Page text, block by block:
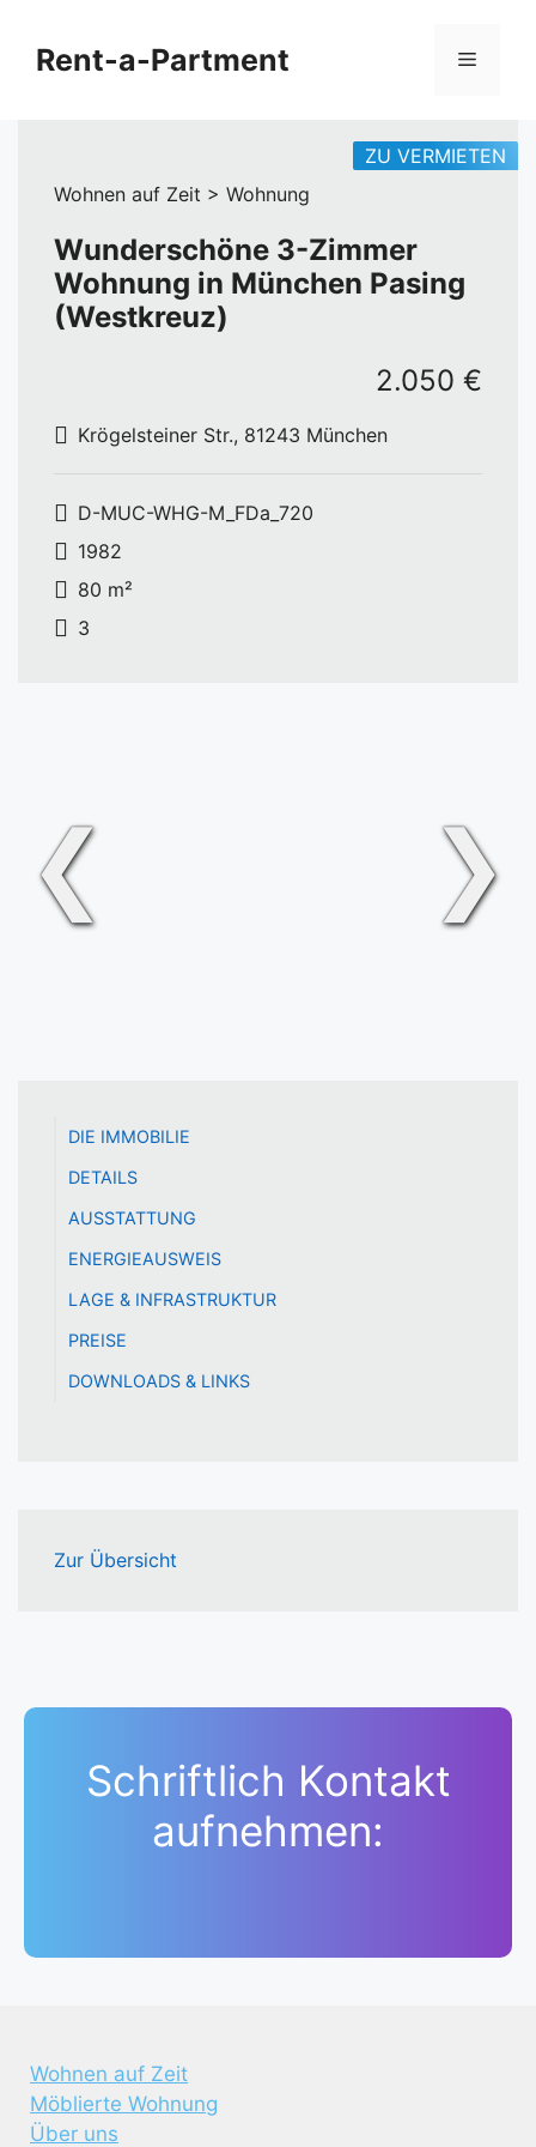
Inhalt
springenRent-a-Partment Menü
Wohnen auf Zeit > Wohnung
ZU VERMIETEN
Wunderschöne 3-Zimmer
Wohnung in München Pasing
(Westkreuz)
Krögelsteiner Str., 81243 München
2.050 €
D-MUC-WHG-M_FDa_720
1982
80 m²
3
❮ ❯
DIE IMMOBILIE
DETAILS
AUSSTATTUNG
ENERGIEAUSWEIS
LAGE & INFRASTRUKTUR
PREISE
DOWNLOADS & LINKS
Zur Übersicht
Schriftlich Kontakt
aufnehmen:
Wohnen auf Zeit
Möblierte Wohnung
Über uns